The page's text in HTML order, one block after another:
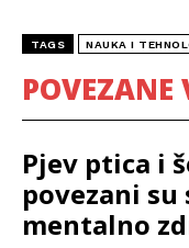
TAGS NAUKA I
POVEZANE
Pjev ptica i
povezani
mentalno